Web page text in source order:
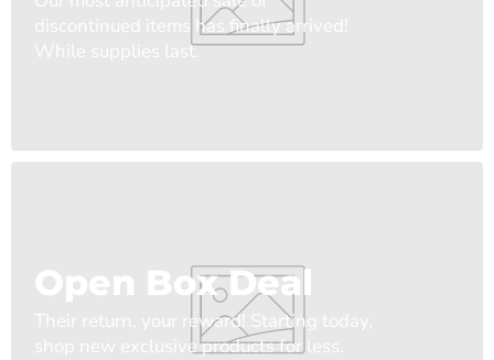
discontinued items has finally arrived!
While supplies last.
Open Box Deal
Their return, your reward! Starting today,
shop new exclusive products for less.